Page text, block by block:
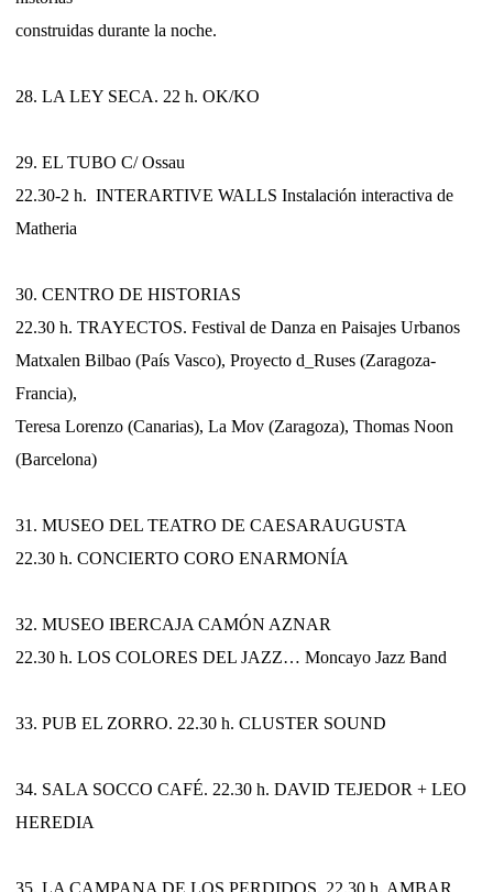
construidas durante la noche.
28. LA LEY SECA. 22 h. OK/KO
29. EL TUBO C/ Ossau
22.30-2 h. INTERARTIVE WALLS Instalación interactiva de
Matheria
30. CENTRO DE HISTORIAS
22.30 h. TRAYECTOS. Festival de Danza en Paisajes Urbanos
Matxalen Bilbao (País Vasco), Proyecto d_Ruses (Zaragoza-
Francia),
Teresa Lorenzo (Canarias), La Mov (Zaragoza), Thomas Noon
(Barcelona)
31. MUSEO DEL TEATRO DE CAESARAUGUSTA
22.30 h. CONCIERTO CORO ENARMONÍA
32. MUSEO IBERCAJA CAMÓN AZNAR
22.30 h. LOS COLORES DEL JAZZ… Moncayo Jazz Band
33. PUB EL ZORRO. 22.30 h. CLUSTER SOUND
34. SALA SOCCO CAFÉ. 22.30 h. DAVID TEJEDOR + LEO
HEREDIA
35. LA CAMPANA DE LOS PERDIDOS. 22.30 h. AMBAR